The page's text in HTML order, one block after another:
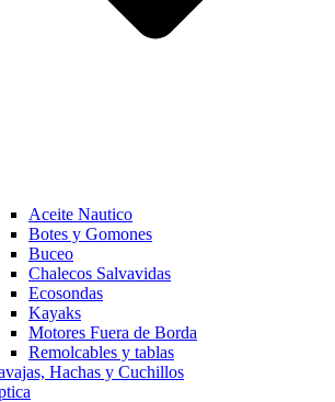
Aceite Nautico
Botes y Gomones
Buceo
Chalecos Salvavidas
Ecosondas
Kayaks
Motores Fuera de Borda
Remolcables y tablas
Hachas y Cuchillos